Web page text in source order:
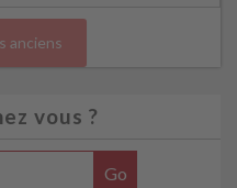
anciens
vous ?